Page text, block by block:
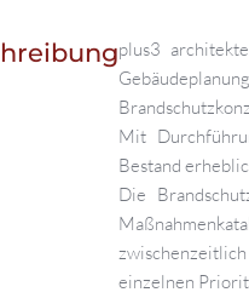
plus3
Mit
Bestand
Die
einzelnen